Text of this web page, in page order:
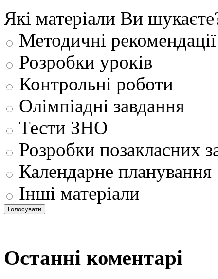
Які матеріали Ви
Методичні рекомендації
Розробки уроків
Контрольні роботи
Олімпіадні завдання
Тести ЗНО
Розробки позакласних
Календарне планування
Інші матеріали
Останні коментарі